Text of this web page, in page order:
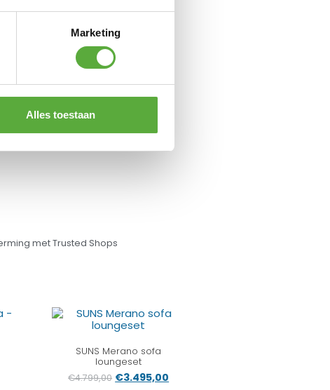
Marketing
Alles toestaan
met Trusted Shops
SUNS Merano sofa
loungeset
€4.799,00 €3.495,00